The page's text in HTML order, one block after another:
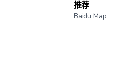
推荐
Baidu Map